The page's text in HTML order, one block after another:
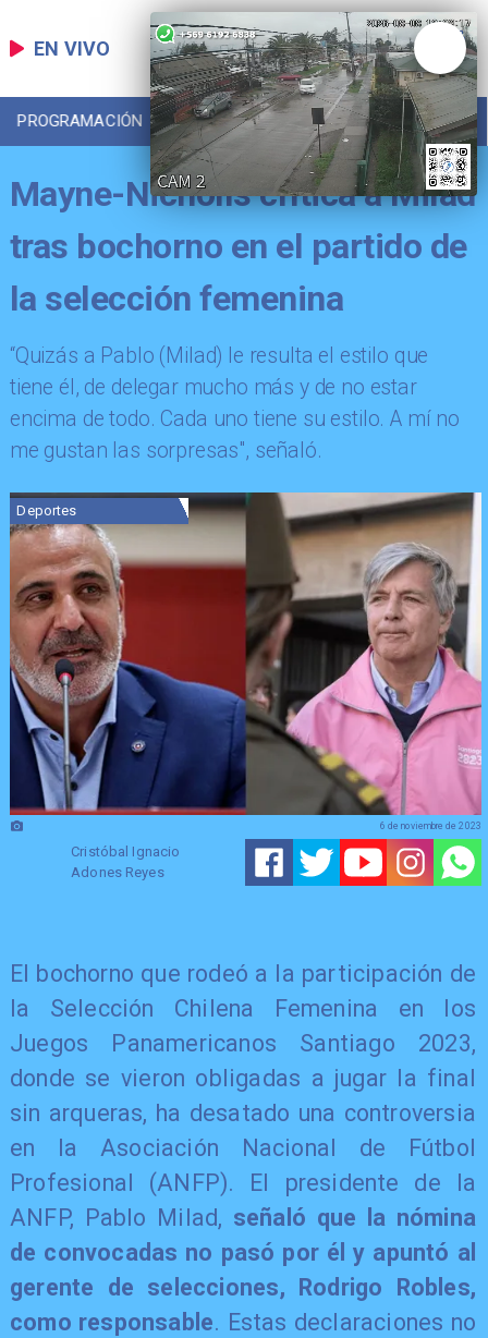
EN VIVO
PROGRAMACIÓN LOCAL DEPORTES
Mayne-Nicholls crítica a Milad
tras bochorno en el partido de
la selección femenina
​“Quizás a Pablo (Milad) le resulta el estilo que
tiene él, de delegar mucho más y de no estar
encima de todo. Cada uno tiene su estilo. A mí no
me gustan las sorpresas", señaló.
Deportes
Cristóbal Ignacio
Adones Reyes
6 de noviembre de 2023
El bochorno que rodeó a la participación de
la Selección Chilena Femenina en los
Juegos Panamericanos Santiago 2023,
donde se vieron obligadas a jugar la final
sin arqueras, ha desatado una controversia
en la Asociación Nacional de Fútbol
Profesional (ANFP). El presidente de la
ANFP, Pablo Milad, señaló que la nómina
de convocadas no pasó por él y apuntó al
gerente de selecciones, Rodrigo Robles,
como responsable. Estas declaraciones no